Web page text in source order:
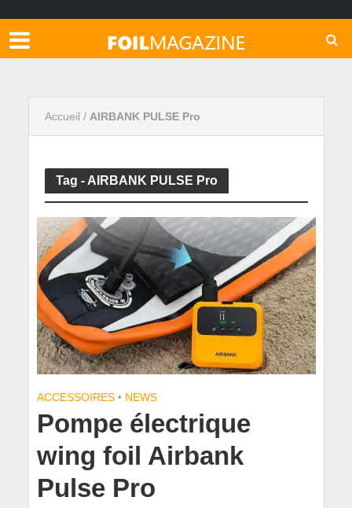
Accueil / AIRBANK PULSE Pro
Tag - AIRBANK PULSE Pro
ACCESSOIRES • NEWS
Pompe électrique
wing foil Airbank
Pulse Pro